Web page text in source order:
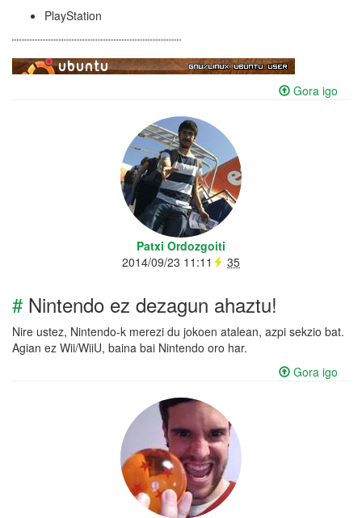
PlayStation
Gora igo
Patxi Ordozgoiti
2014/09/23 11:11
35
# Nintendo ez dezagun ahaztu!
Nire ustez, Nintendo-k merezi du jokoen atalean, azpi sekzio bat.
Agian ez Wii/WiiU, baina bai Nintendo oro har.
Gora igo